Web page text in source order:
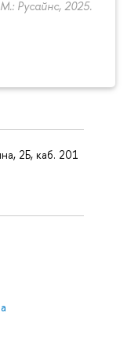
Русайнс, 2025.
2Б, каб. 201